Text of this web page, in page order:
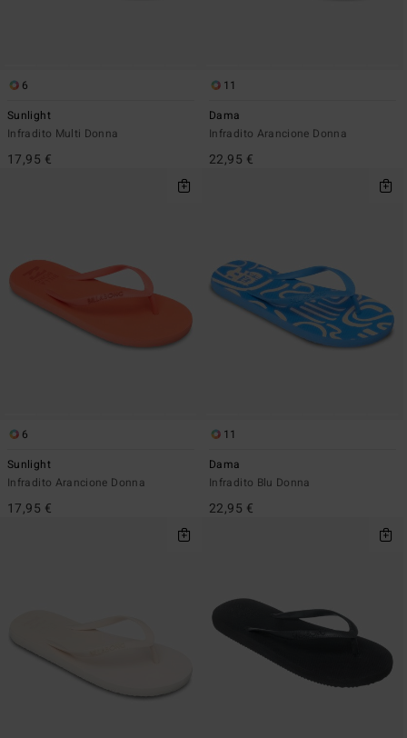
6
Sunlight
Infradito Multi Donna
17,95 €
11
Dama
Infradito Arancione Donna
22,95 €
6
Sunlight
Infradito Arancione Donna
17,95 €
11
Dama
Infradito Blu Donna
22,95 €